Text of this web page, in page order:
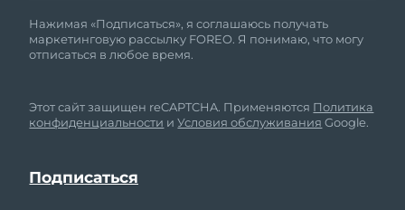
Нажимая «Подписаться», я соглашаюсь получать
маркетинговую рассылку FOREO. Я понимаю, что могу
отписаться в любое время.
Этот сайт защищен reCAPTCHA. Применяются Политика
конфиденциальности иУсловия обслуживания Google.